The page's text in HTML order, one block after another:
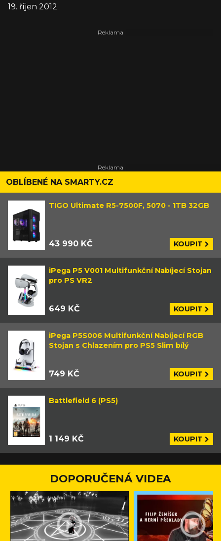
19. říjen 2012
OBLÍBENÉ NA SMARTY.CZ
TIGO Ultimate R5-7500F, 5070 - 1TB 32GB
43 990 KČ KOUPIT
iPega P5 V001 Multifunkční Nabíjecí Stojan
pro PS VR2
649 KČ KOUPIT
iPega P5S006 Multifunkční Nabíjecí RGB
Stojan s Chlazením pro PS5 Slim bílý
749 KČ KOUPIT
Battlefield 6 (PS5)
1 149 KČ KOUPIT
DOPORUČENÁ VIDEA